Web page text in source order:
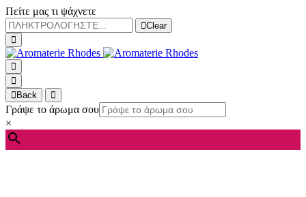
Πείτε μας τι ψάχνετε
Clear
Back
Γράψε το άρωμα σου
×